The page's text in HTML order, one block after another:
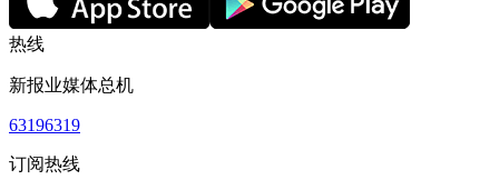
热线
新报业媒体总机
63196319
订阅热线